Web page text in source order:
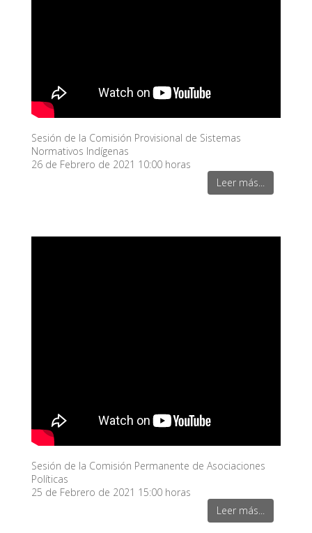
Sesión de la Comisión Provisional de Sistemas
Normativos Indígenas
26 de Febrero de 2021 10:00 horas
Leer más...
Sesión de la Comisión Permanente de Asociaciones
Políticas
25 de Febrero de 2021 15:00 horas
Leer más...